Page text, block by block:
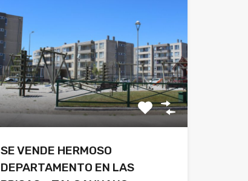
SE VENDE HERMOSO
DEPARTAMENTO EN LAS